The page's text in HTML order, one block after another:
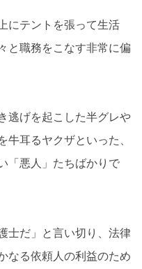
にテントを張って生活
と職務をこなす非常に偏
逃げを起こした半グレや
耳るヤクザといった、
「悪人」たちばかりで
士だ」と言い切り、法律
なる依頼人の利益のため